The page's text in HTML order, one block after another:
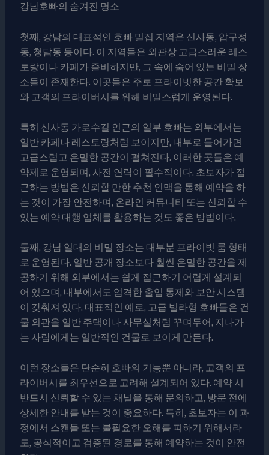
강남호빠의 숨겨진 명소
첫째, 강남의 대표적인 호빠 밀집 지역은 신사동, 압구정
동, 청담동 등이다. 이 지역들은 외관상 고급스러운 레스
토랑이나 카페가 즐비하지만, 그 속에 숨어 있는 비밀 장
소들이 존재한다. 이곳들은 주로 프라이빗한 공간 확보
와 고객의 프라이버시를 위해 비밀스럽게 운영된다.
특히 신사동 가로수길 인근의 일부 호빠는 외부에서는
일반 카페나 레스토랑처럼 보이지만, 내부로 들어가면
고급스럽고 은밀한 공간이 펼쳐진다. 이러한 곳들은 예
약제로 운영되며, 사전 연락이 필수적이다. 초보자가 접
근하는 방법은 신뢰할 만한 추천 인맥을 통해 예약을 하
는 것이 가장 안전하며, 온라인 커뮤니티 또는 신뢰할 수
있는 예약 대행 업체를 활용하는 것도 좋은 방법이다.
둘째, 강남 일대의 비밀 장소는 대부분 프라이빗 룸 형태
로 운영된다. 일반 공개 장소보다 훨씬 은밀한 공간을 제
공하기 위해 외부에서는 쉽게 접근하기 어렵게 설계되
어 있으며, 내부에서도 엄격한 출입 통제와 보안 시스템
이 갖춰져 있다. 대표적인 예로, 고급 빌라형 호빠들은 건
물 외관을 일반 주택이나 사무실처럼 꾸며두어, 지나가
는 사람에게는 일반적인 건물로 보이게 만든다.
이런 장소들은 단순히 호빠의 기능뿐 아니라, 고객의 프
라이버시를 최우선으로 고려해 설계되어 있다. 예약 시
반드시 신뢰할 수 있는 채널을 통해 문의하고, 방문 전에
상세한 안내를 받는 것이 중요하다. 특히, 초보자는 이 과
정에서 스캔들 또는 불필요한 오해를 피하기 위해서라
도, 공식적이고 검증된 경로를 통해 예약하는 것이 안전